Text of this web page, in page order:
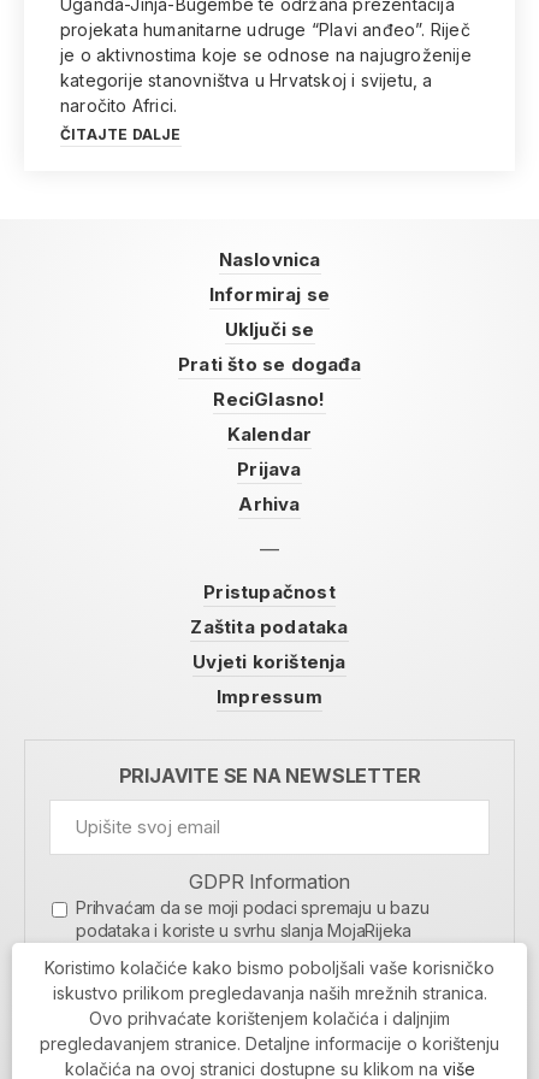
Uganda-Jinja-Bugembe te održana prezentacija
projekata humanitarne udruge “Plavi anđeo”. Riječ
je o aktivnostima koje se odnose na najugroženije
kategorije stanovništva u Hrvatskoj i svijetu, a
naročito Africi.
ČITAJTE DALJE
Naslovnica
Informiraj se
Uključi se
Prati što se događa
ReciGlasno!
Kalendar
Prijava
Arhiva
Pristupačnost
Zaštita podataka
Uvjeti korištenja
Impressum
PRIJAVITE SE NA NEWSLETTER
GDPR Information
Prihvaćam da se moji podaci spremaju u bazu
podataka i koriste u svrhu slanja MojaRijeka
MOJARIJEKA NEWSLETTER
PRIJAVI SE
Koristimo kolačiće kako bismo poboljšali vaše korisničko
iskustvo prilikom pregledavanja naših mrežnih stranica.
Ovo prihvaćate korištenjem kolačića i daljnjim
pregledavanjem stranice. Detaljne informacije o korištenju
kolačića na ovoj stranici dostupne su klikom na više